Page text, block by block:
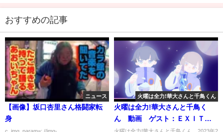
おすすめの記事
ニュース
【画像】坂口杏里さん格闘家転
身
火曜は全力!華大さんと千鳥くん
火曜は全力!華大さんと千鳥く
ん 動画 ゲスト：ＥＸＩＴ 2
月7日